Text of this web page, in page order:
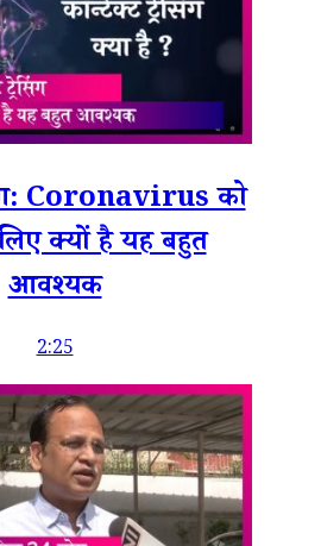
Coronavirus को
क्यों है यह बहुत
आवश्यक
2:25